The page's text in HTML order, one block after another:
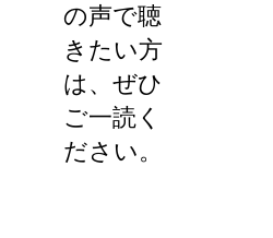
の声で聴
きたい方
は、ぜひ
ご一読く
ださい。